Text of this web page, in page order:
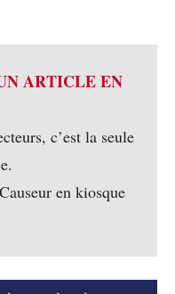
ARTICLE EN
c’est la seule
en kiosque